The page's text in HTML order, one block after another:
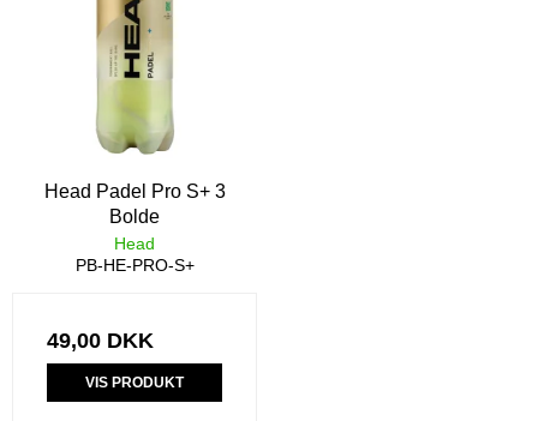
Head Padel Pro S+ 3
Bolde
Head
PB-HE-PRO-S+
49,00 DKK
VIS PRODUKT